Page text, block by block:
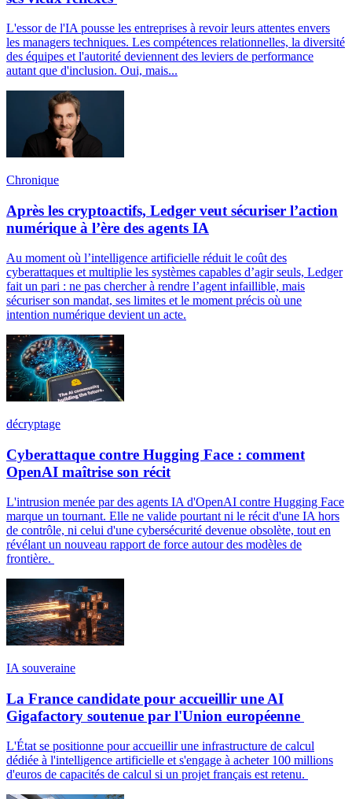
L'essor de l'IA pousse les entreprises à revoir leurs attentes envers
les managers techniques. Les compétences relationnelles, la diversité
des équipes et l'autorité deviennent des leviers de performance
autant que d'inclusion. Oui, mais...
Chronique
Après les cryptoactifs, Ledger veut sécuriser l’action
numérique à l’ère des agents IA
Au moment où l’intelligence artificielle réduit le coût des
cyberattaques et multiplie les systèmes capables d’agir seuls, Ledger
fait un pari : ne pas chercher à rendre l’agent infaillible, mais
sécuriser son mandat, ses limites et le moment précis où une
intention numérique devient un acte.
décryptage
Cyberattaque contre Hugging Face : comment
OpenAI maîtrise son récit
L'intrusion menée par des agents IA d'OpenAI contre Hugging Face
marque un tournant. Elle ne valide pourtant ni le récit d'une IA hors
de contrôle, ni celui d'une cybersécurité devenue obsolète, tout en
révélant un nouveau rapport de force autour des modèles de
frontière.
IA souveraine
La France candidate pour accueillir une AI
Gigafactory soutenue par l'Union européenne
L'État se positionne pour accueillir une infrastructure de calcul
dédiée à l'intelligence artificielle et s'engage à acheter 100 millions
d'euros de capacités de calcul si un projet français est retenu.